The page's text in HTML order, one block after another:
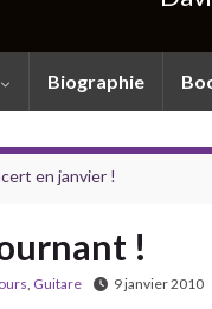
Biographie
en janvier !
!
, Guitare 9 janvier 2010